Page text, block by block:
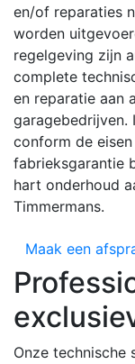
en/of reparaties
worden
regelgeving zijn
complete
en reparatie aan
garagebedrijven.
conform de
fabrieksgarantie
hart onderhoud
Timmermans.
Maak een
Onze technische